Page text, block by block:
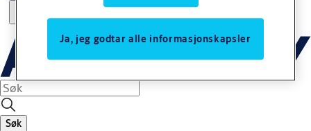
Søk
Ja, jeg godtar alle informasjonskapsler